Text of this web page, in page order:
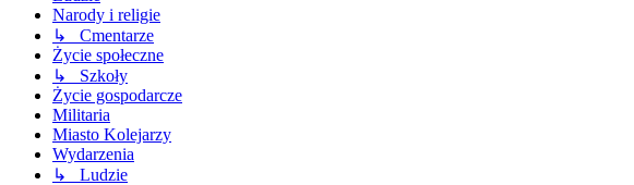
Narody i religie
↳ Cmentarze
Życie społeczne
↳ Szkoły
Życie gospodarcze
Militaria
Miasto Kolejarzy
Wydarzenia
↳ Ludzie